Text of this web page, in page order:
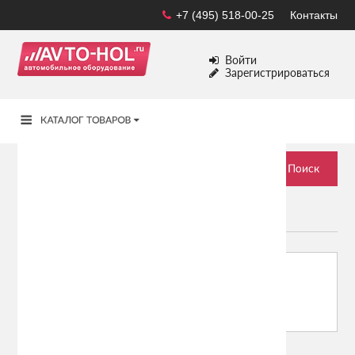
Контакты
+7 (495) 518-00-25
Войти
Зарегистрироваться